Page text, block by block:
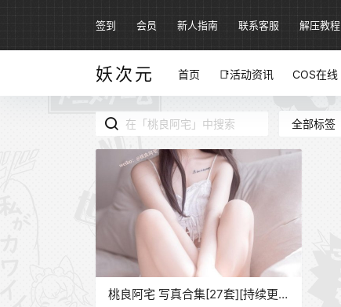
签到 会员 新人指南 联系客服 解压教程
妖次元 首页 📑活动资讯 COS在线
全部标签
桃良阿宅 写真合集[27套][持续更